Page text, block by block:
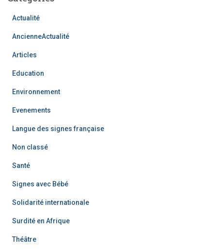
Actualité
AncienneActualité
Articles
Education
Environnement
Evenements
Langue des signes française
Non classé
Santé
Signes avec Bébé
Solidarité internationale
Surdité en Afrique
Théâtre